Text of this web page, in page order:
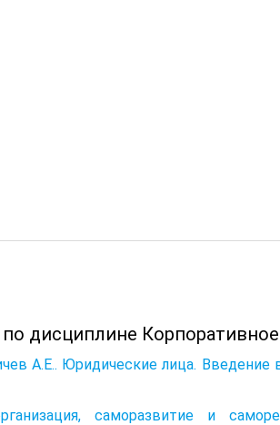
дисциплине
А.Е.. Юридические лица.
саморазвитие и